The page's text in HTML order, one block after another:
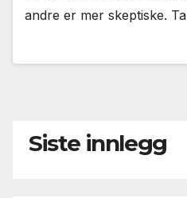
andre er mer skeptiske.
Siste innlegg